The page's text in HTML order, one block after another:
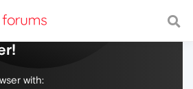
web, with a fast and
with: